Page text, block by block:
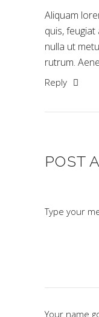
Aliquam
quis, feugiat
nulla ut
rutrum.
Reply
POST